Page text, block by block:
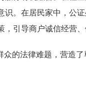
识。在居民家中，公
引导商户诚信经营、
众的法律难题，营造